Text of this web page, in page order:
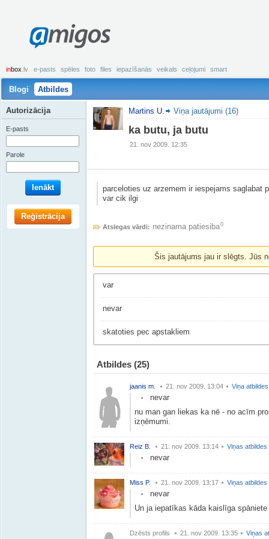
amigos
inbox .lv e-pasts spēles foto files iepazīšanās veikals ceļojumi smart
Blogi Atbildes
Martins U. Viņa jautājumi (16)
ka butu, ja butu
21. nov 2009. 12:35
parceloties uz arzemem ir iespejams saglabat
var cik ilgi
Atslegas vārdi: nezinama patiesiba0
Šis jautājums jau ir slēgts. Jūs
var
nevar
skatoties pec apstakliem
Atbildes (25)
jaanis m. 21. nov 2009. 13:04 Viņa atbildes
nevar
nu man gan liekas ka nē - no acīm
izņēmumi.
Reiz B. 21. nov 2009. 13:14 Viņas atbildes
nevar
Miss P. 21. nov 2009. 13:17 Viņas atbildes
nevar
Un ja iepatīkas kāda kaislīga
Dzēsts profils 21. nov 2009. 13:35 Viņas
Autorizācija
E-pasts
Parole
Ienākt
Reģistrācija